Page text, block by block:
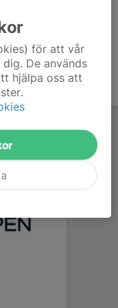
för att vår
De används
hjälpa oss att